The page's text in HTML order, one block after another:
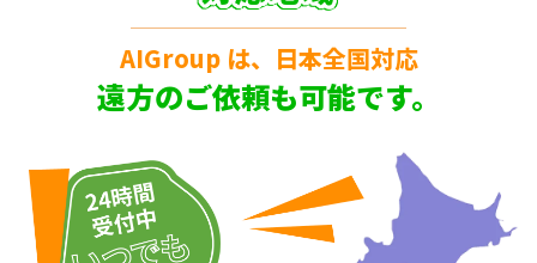
AIGroup は、日本全国対応
遠方のご依頼も可能です。